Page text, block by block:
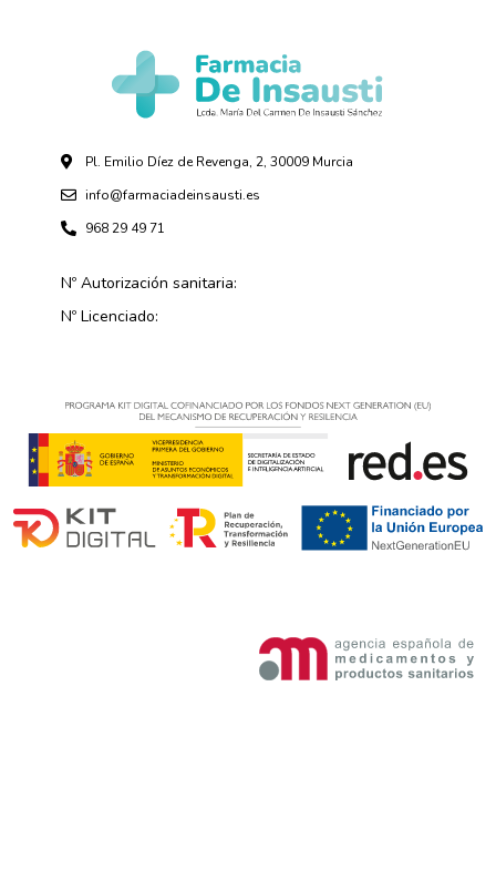
Pl. Emilio Díez de Revenga, 2, 30009 Murcia
info@farmaciadeinsausti.es
968 29 49 71
Nº Autorización sanitaria:
Nº Licenciado: